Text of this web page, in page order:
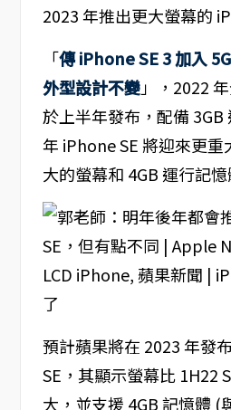
2023 年推出更大螢幕的
「傳 iPhone SE 3 加入
外型設計不變」，2022
於上半年發布，配備
年 iPhone SE 將迎來更
大的螢幕和 4GB 運行記憶
預計蘋果將在 2023 年發
SE，其顯示螢幕比 1H22
大，並支援 4GB 記憶體 (